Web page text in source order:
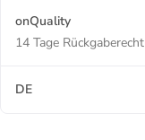
onQuality
14 Tage Rückgaberecht
DE